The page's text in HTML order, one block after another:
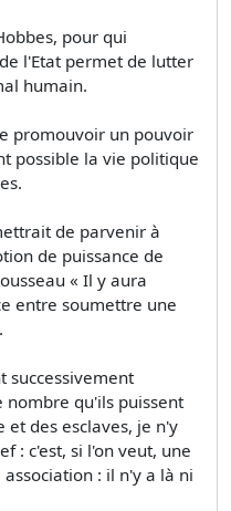
pour qui
l'Etat permet de lutter
humain.
promouvoir un pouvoir
possible la vie politique
de parvenir à
de puissance de
« Il y aura
entre soumettre une
successivement
nombre qu'ils puissent
des esclaves, je n'y
: c'est, si l'on veut, une
: il n'y a là ni